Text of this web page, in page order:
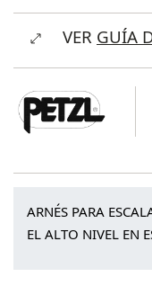
Hirundos
cantidadVER GUÍA
ARNÉS PARA
EL ALTO NIVEL EN